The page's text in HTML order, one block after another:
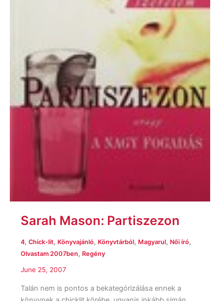
Sarah Mason: Partiszezon
4, Chick-lit, Könyvajánló, Könyvtárból, Magyarul, Női író,
Olvastam 2007ben, Regény
June 25, 2007
Talán nem is pontos a bekategórizálása ennek a